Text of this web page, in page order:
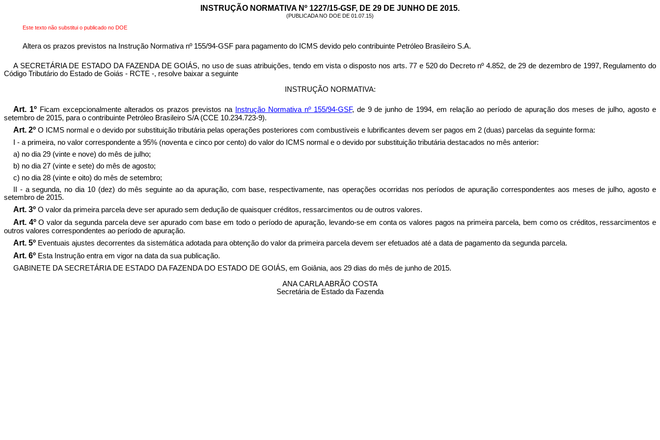
INSTRUÇÃO NORMATIVA Nº 1227/15-GSF, DE 29 DE JUNHO DE 2015.
(PUBLICADA NO DOE DE 01.07.15)
Este texto não substitui o publicado no DOE
Altera os prazos previstos na Instrução Normativa nº 155/94-GSF para pagamento do ICMS devido pelo contribuinte Petróleo Brasileiro S.A.
A SECRETÁRIA DE ESTADO DA FAZENDA DE GOIÁS, no uso de suas atribuições, tendo em vista o disposto nos arts. 77 e 520 do Decreto nº 4.852, de 29 de dezembro de 1997, Regulamento do
Código Tributário do Estado de Goiás - RCTE -, resolve baixar a seguinte
INSTRUÇÃO NORMATIVA:
Art. 1ºFicam excepcionalmente alterados os prazos previstos na Instrução Normativa nº 155/94-GSF, de 9 de junho de 1994, em relação ao período de apuração dos meses de julho, agosto e
setembro de 2015, para o contribuinte Petróleo Brasileiro S/A (CCE 10.234.723-9).
Art. 2ºO ICMS normal e o devido por substituição tributária pelas operações posteriores com combustíveis e lubrificantes devem ser pagos em 2 (duas) parcelas da seguinte forma:
I - a primeira, no valor correspondente a 95% (noventa e cinco por cento) do valor do ICMS normal e o devido por substituição tributária destacados no mês anterior:
a) no dia 29 (vinte e nove) do mês de julho;
b) no dia 27 (vinte e sete) do mês de agosto;
c) no dia 28 (vinte e oito) do mês de setembro;
II - a segunda, no dia 10 (dez) do mês seguinte ao da apuração, com base, respectivamente, nas operações ocorridas nos períodos de apuração correspondentes aos meses de julho, agosto e
setembro de 2015.
Art. 3º O valor da primeira parcela deve ser apurado sem dedução de quaisquer créditos, ressarcimentos ou de outros valores.
Art. 4ºO valor da segunda parcela deve ser apurado com base em todo o período de apuração, levando-se em conta os valores pagos na primeira parcela, bem como os créditos, ressarcimentos e
outros valores correspondentes ao período de apuração.
Art. 5ºEventuais ajustes decorrentes da sistemática adotada para obtenção do valor da primeira parcela devem ser efetuados até a data de pagamento da segunda parcela.
Art. 6º Esta Instrução entra em vigor na data da sua publicação.
GABINETE DA SECRETÁRIA DE ESTADO DA FAZENDA DO ESTADO DE GOIÁS, em Goiânia, aos 29 dias do mês de junho de 2015.
ANA CARLA ABRÃO COSTA
Secretária de Estado da Fazenda